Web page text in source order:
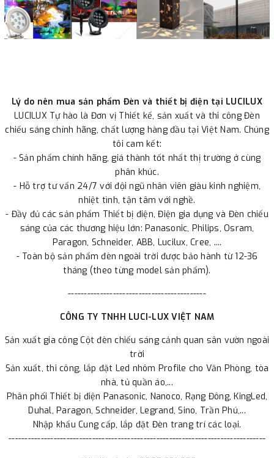
Lý do nên mua sản phẩm Đèn và thiết bị điện tại LUCILUX
LUCILUX Tự hào là Đơn vị Thiết kế, sản xuất và thi công Đèn
chiếu sáng chính hãng, chất lượng hàng đầu tại Việt Nam. Chúng
tôi cam kết:
- Sản phẩm chính hãng, giá thành tốt nhất thị trường ở cùng
phân khúc.
- Hỗ trợ tư vấn 24/7 với đội ngũ nhân viên giàu kinh nghiệm,
nhiệt tình, tận tâm với nghề.
- Đầy đủ các sản phẩm Thiết bị điện, Điện gia dụng và Đèn chiếu
sáng của các thương hiệu lớn: Panasonic, Philips, Osram,
Paragon, Schneider, ABB, Lucilux, Cree, ....
- Toàn bộ sản phẩm đèn ngoài trời được bảo hành từ 12-36
tháng (theo từng model sản phẩm).
-------------------------------------------
CÔNG TY TNHH LUCI-LUX VIỆT NAM
Sản xuất gia công Cột đèn chiếu sáng cảnh quan sân vườn ngoài
trời
Sản xuất, thi công, lắp đặt Led nhôm Profile cho Văn Phòng, tòa
nhà, tủ quần áo,...
Phân phối Thiết bị điện Panasonic, Nanoco, Rạng Đông, KingLed,
Duhal, Paragon, Schneider, Legrand, Sino, Trần Phú,...
Nhập khẩu Cung cấp, lắp đặt Đèn trang trí các loại.
--------------------------------------------------------------------------------